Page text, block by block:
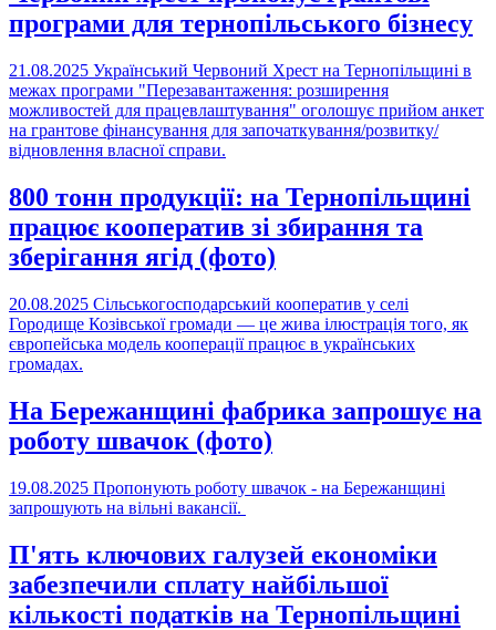
програми для тернопільського бізнесу
21.08.2025 Український Червоний Хрест на Тернопільщині в
межах програми "Перезавантаження: розширення
можливостей для працевлаштування" оголошує прийом анкет
на грантове фінансування для започаткування/розвитку/
відновлення власної справи.
800 тонн продукції: на Тернопільщині
працює кооператив зі збирання та
зберігання ягід (фото)
20.08.2025 Сільськогосподарський кооператив у селі
Городище Козівської громади — це жива ілюстрація того, як
європейська модель кооперації працює в українських
громадах.
На Бережанщині фабрика запрошує на
роботу швачок (фото)
19.08.2025 Пропонують роботу швачок - на Бережанщині
запрошують на вільні вакансії.
П'ять ключових галузей економіки
забезпечили сплату найбільшої
кількості податків на Тернопільщині